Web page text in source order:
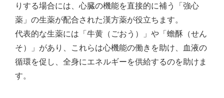
りする場合には、心臓の機能を直接的に補う「強心
薬」の生薬が配合された漢方薬が役立ちます。
代表的な生薬には「牛黄（ごおう）」や「蟾酥（せん
そ）」があり、これらは心機能の働きを助け、血液の
循環を促し、全身にエネルギーを供給するのを助けま
す。